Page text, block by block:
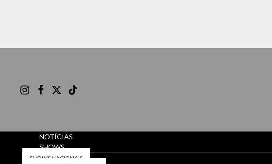
InstagramFacebook
X
TikTok
NOTÍCIAS
SHOWS
SHOWS NACIONAIS